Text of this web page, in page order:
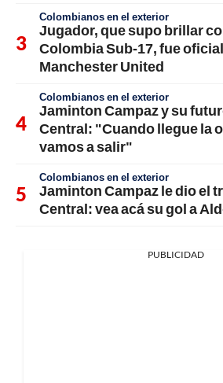
Colombianos en el exterior
Jugador, que supo brillar
Colombia Sub-17, fue
Manchester United
Colombianos en el exterior
Jaminton Campaz y su
Central: "Cuando llegue la
vamos a salir"
Colombianos en el exterior
Jaminton Campaz le dio el
Central: vea acá su gol a
PUBLICIDAD